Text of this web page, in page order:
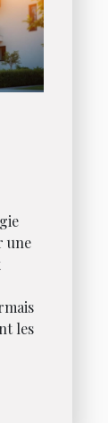
une
les